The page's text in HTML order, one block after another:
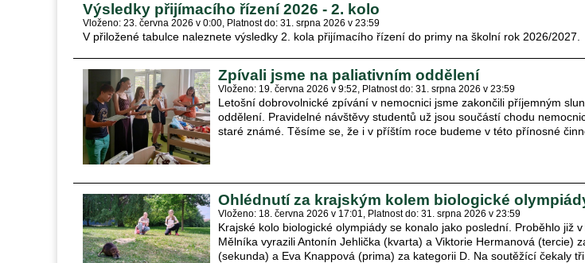
Výsledky přijímacího řízení 2026 - 2. kolo
Vloženo: 23. června 2026 v 0:00 Platnost do: 31. srpna 2026 v 23:59
V přiložené tabulce naleznete výsledky 2. kola přijímacího řízení do primy na školní rok 2026/2027.
Zpívali jsme na paliativním oddělení
Vloženo: 19. června 2026 v 9:52 Platnost do: 31. srpna 2026 v 23:59
Letošní dobrovolnické zpívání v nemocnici jsme zakončili příjemným
oddělení. Pravidelné návštěvy studentů už jsou součástí chodu
staré známé. Těsíme se, že i v příštím roce budeme v této přínosné
Ohlédnutí za krajským kolem biologické
Vloženo: 18. června 2026 v 17:01 Platnost do: 31. srpna 2026 v 23:59
Krajské kolo biologické olympiády se konalo jako poslední. Proběhlo již
Mělníka vyrazili Antonín Jehlička (kvarta) a Viktorie Hermanová (tercie)
(sekunda) a Eva Knappová (prima) za kategorii D. Na soutěžící čekaly